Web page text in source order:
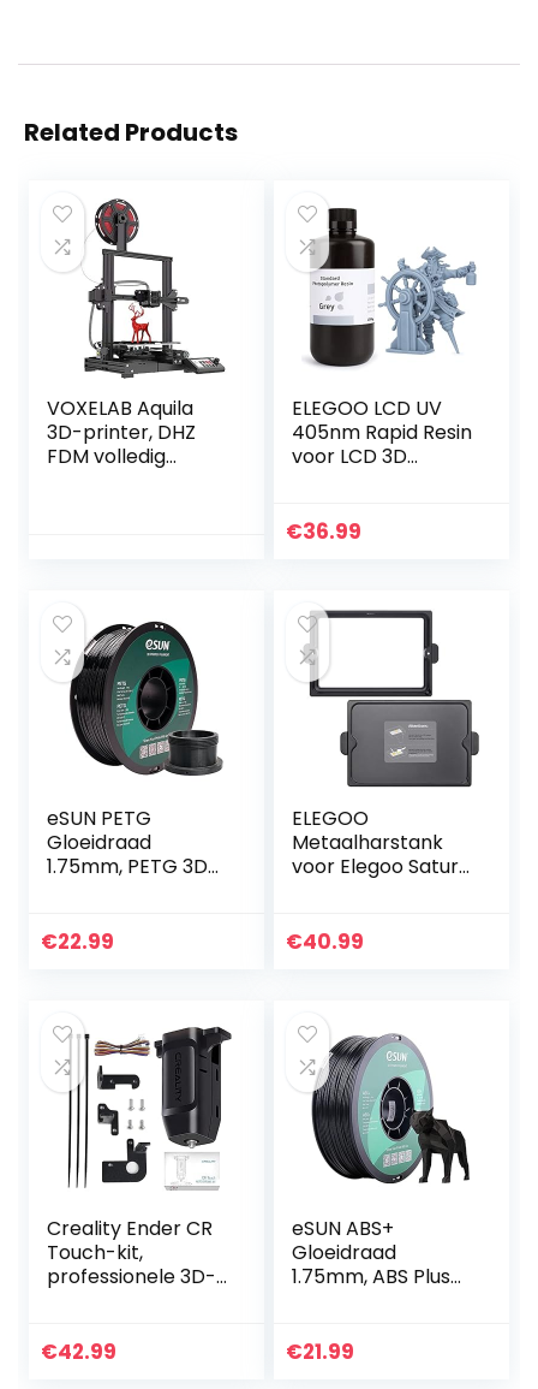
Related Products
VOXELAB Aquila
3D-printer, DHZ
FDM volledig
ELEGOO LCD UV
405nm Rapid Resin
voor LCD 3D
Kunsthars
€36.99
eSUN PETG
Gloeidraad
1.75mm, PETG 3D
Nauwkeurigheid
€22.99
ELEGOO
Metaalharstank
voor Elegoo Saturn
geïnstalleerd, 1
€40.99
Creality Ender CR
Touch-kit,
professionele 3D-
bednivelleringssen
€42.99
eSUN ABS+
Gloeidraad
1.75mm, ABS Plus
Dimensionale
€21.99